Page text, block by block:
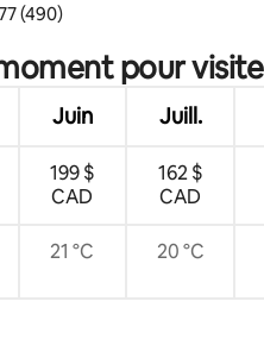
moyenne de 4,77 sur 5, 490
(490)
pour
Juin Juill.
199 $
CAD
162 $
CAD
21 °C 20 °C